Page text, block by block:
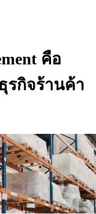
คือ
รกิจร้านค้า